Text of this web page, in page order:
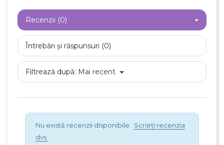
Recenzii (0)
Întrebări și răspunsuri (0)
Filtrează după: Mai recent
Nu există recenzii disponibile. Scrieți recenzia
dvs.